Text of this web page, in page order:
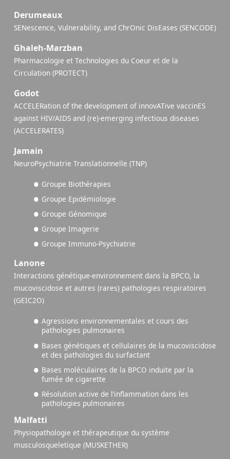
Derumeaux
SENescence, Vulnerability, and ChrOnic DisEases (SENCODE)
Ghaleh-Marzban
Pharmacologie et Technologies du Coeur et de la
Circulation (PROTECT)
Godot
ACCELERation of the development of innovATive vaccinES
against HIV/AIDS and (re)-emerging infectious diseases
(ACCELERATES)
Jamain
NeuroPsychiatrie Translationnelle (TNP)
Groupe Biothérapies
Groupe Epidémiologie
Groupe Génomique
Groupe Imagerie
Groupe Immuno-Psychiatrie
Lanone
Interactions génétique-environnement dans la BPCO, la
mucoviscidose et autres (rares) pathologies respiratoires
(GEIC2O)
Agressions environnementales et cours des
pathologies pulmonaires
Bases génétiques et cellulaires de la mucoviscidose
et des pathologies du surfactant
Bases moléculaires de la BPCO induite par la
fumée de cigarette
Résolution active de l’inflammation dans les
pathologies pulmonaires
Malfatti
Physiopathologie et thérapeutique du système
musculosqueletique (MUSKETHER)